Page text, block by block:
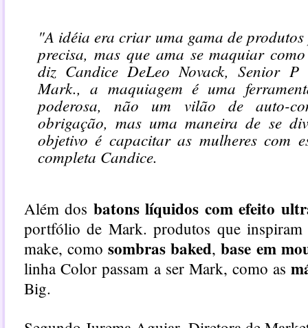
"A idéia era criar uma gama de
precisa, mas que ama se maquiar
diz Candice DeLeo Novack, Senior
Mark., a maquiagem é uma
poderosa, não um vilão de auto-
obrigação, mas uma maneira de se
objetivo é capacitar as mulheres com
completa Candice.
Além dos batons líquidos com efeito
portfólio de Mark. produtos que inspiram
make, comosombras baked,base em
linha Color passam a ser Mark, como as
Big.